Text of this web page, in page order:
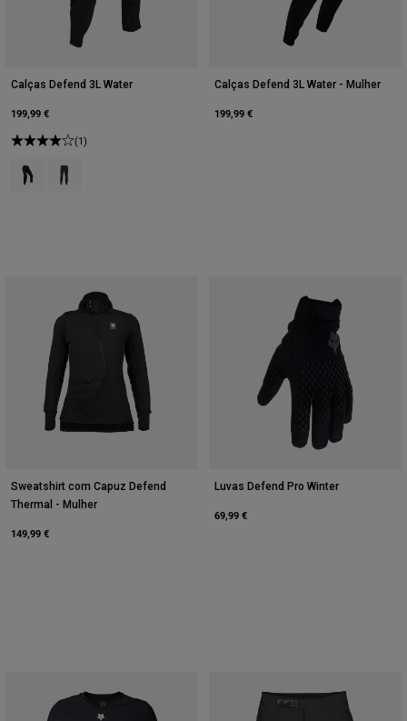
Calças Defend 3L Water
199,99 €
(1)
Product swatch type of Preto.
Product swatch type of Castanho de cacau.
Calças Defend 3L Water - Mulher
199,99 €
Sweatshirt com Capuz Defend
Thermal - Mulher
149,99 €
Luvas Defend Pro Winter
69,99 €